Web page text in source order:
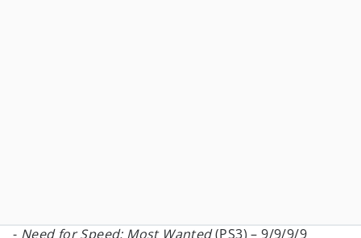
- Need for Speed: Most Wanted(PS3) – 9/9/9/9